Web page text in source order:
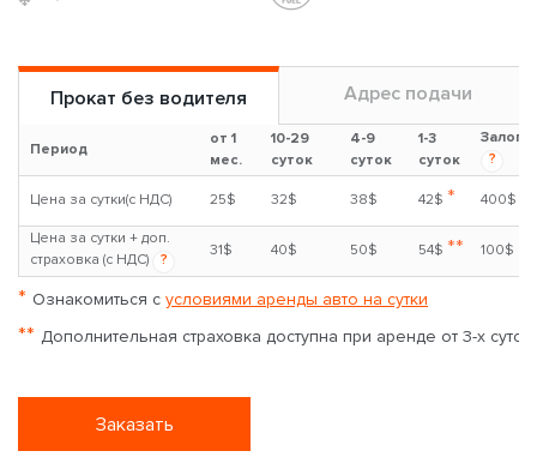
Прокат без водителя Адрес подачи
Период
от 1
мес.
10-29
суток
4-9
суток
1-3
суток
Залог
?
Цена за сутки(с НДС) 25$ 32$ 38$ 42$ * 400$
Цена за сутки + доп.
страховка (с НДС)
?
31$ 40$ 50$ 54$ ** 100$
* Ознакомиться с условиями аренды авто на сутки
** Дополнительная страховка доступна при аренде от 3-х суток
Заказать